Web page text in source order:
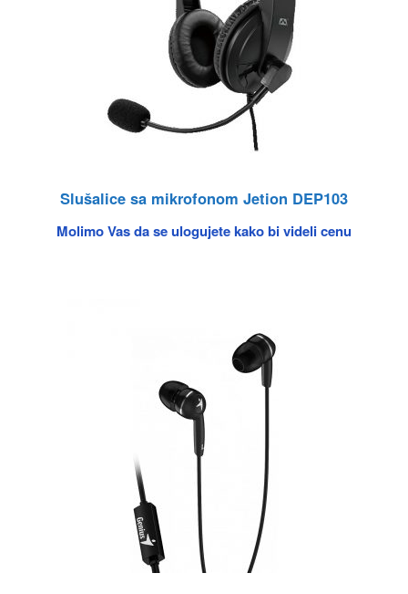
Slušalice sa mikrofonom Jetion DEP103
Molimo Vas da se ulogujete kako bi videli cenu